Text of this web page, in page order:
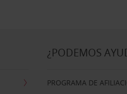
¿PODEMOS
PROGRAMA DE